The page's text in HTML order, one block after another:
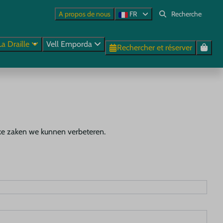
A propos de nous FR
Draille Vell Emporda Rechercher et réserver
zaken we kunnen verbeteren.